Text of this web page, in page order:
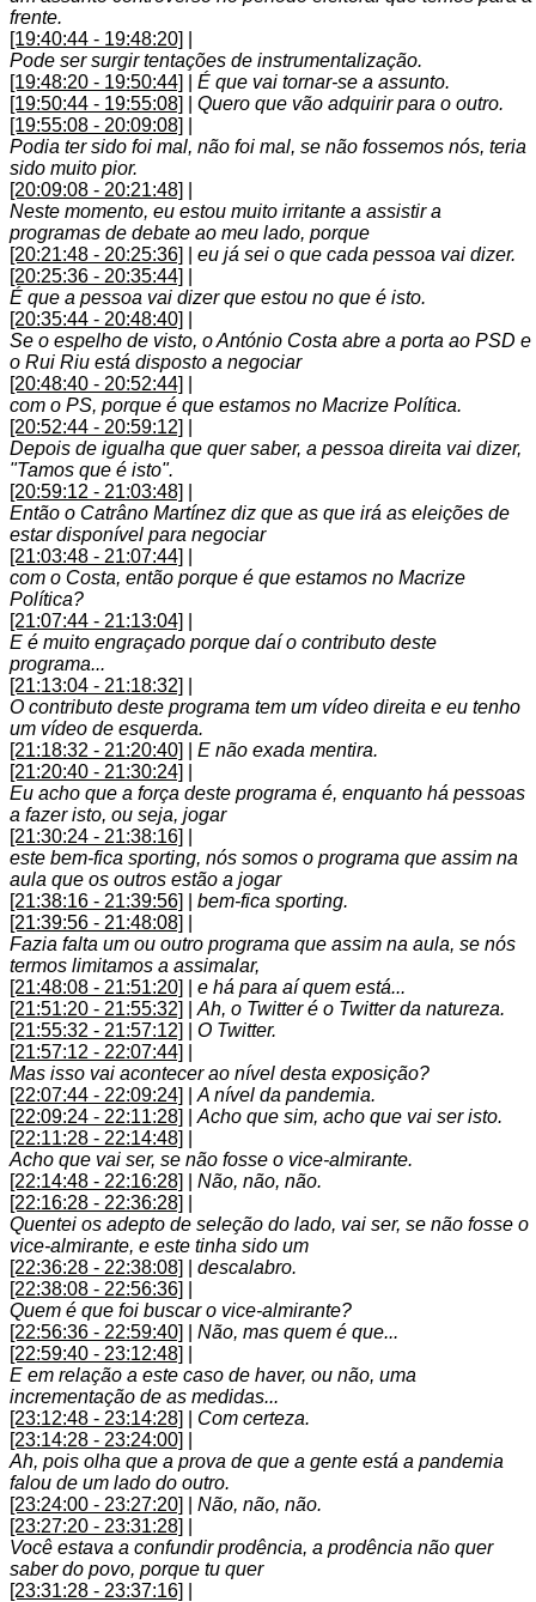
frente.
[19:40:44 - 19:48:20]
Pode ser surgir tentações de instrumentalização.
[19:48:20 - 19:50:44]
É que vai tornar-se a assunto.
[19:50:44 - 19:55:08]
Quero que vão adquirir para o outro.
[19:55:08 - 20:09:08]
Podia ter sido foi mal, não foi mal, se não fossemos nós, teria
sido muito pior.
[20:09:08 - 20:21:48]
Neste momento, eu estou muito irritante a assistir a
programas de debate ao meu lado, porque
[20:21:48 - 20:25:36]
eu já sei o que cada pessoa vai dizer.
[20:25:36 - 20:35:44]
É que a pessoa vai dizer que estou no que é isto.
[20:35:44 - 20:48:40]
Se o espelho de visto, o António Costa abre a porta ao PSD e
o Rui Riu está disposto a negociar
[20:48:40 - 20:52:44]
com o PS, porque é que estamos no Macrize Política.
[20:52:44 - 20:59:12]
Depois de igualha que quer saber, a pessoa direita vai dizer,
"Tamos que é isto".
[20:59:12 - 21:03:48]
Então o Catrâno Martínez diz que as que irá as eleições de
estar disponível para negociar
[21:03:48 - 21:07:44]
com o Costa, então porque é que estamos no Macrize
Política?
[21:07:44 - 21:13:04]
E é muito engraçado porque daí o contributo deste
programa...
[21:13:04 - 21:18:32]
O contributo deste programa tem um vídeo direita e eu tenho
um vídeo de esquerda.
[21:18:32 - 21:20:40]
E não exada mentira.
[21:20:40 - 21:30:24]
Eu acho que a força deste programa é, enquanto há pessoas
a fazer isto, ou seja, jogar
[21:30:24 - 21:38:16]
este bem-fica sporting, nós somos o programa que assim na
aula que os outros estão a jogar
[21:38:16 - 21:39:56]
bem-fica sporting.
[21:39:56 - 21:48:08]
Fazia falta um ou outro programa que assim na aula, se nós
termos limitamos a assimalar,
[21:48:08 - 21:51:20]
e há para aí quem está...
[21:51:20 - 21:55:32]
Ah, o Twitter é o Twitter da natureza.
[21:55:32 - 21:57:12]
O Twitter.
[21:57:12 - 22:07:44]
Mas isso vai acontecer ao nível desta exposição?
[22:07:44 - 22:09:24]
A nível da pandemia.
[22:09:24 - 22:11:28]
Acho que sim, acho que vai ser isto.
[22:11:28 - 22:14:48]
Acho que vai ser, se não fosse o vice-almirante.
[22:14:48 - 22:16:28]
Não, não, não.
[22:16:28 - 22:36:28]
Quentei os adepto de seleção do lado, vai ser, se não fosse o
vice-almirante, e este tinha sido um
[22:36:28 - 22:38:08]
descalabro.
[22:38:08 - 22:56:36]
Quem é que foi buscar o vice-almirante?
[22:56:36 - 22:59:40]
Não, mas quem é que...
[22:59:40 - 23:12:48]
E em relação a este caso de haver, ou não, uma
incrementação de as medidas...
[23:12:48 - 23:14:28]
Com certeza.
[23:14:28 - 23:24:00]
Ah, pois olha que a prova de que a gente está a pandemia
falou de um lado do outro.
[23:24:00 - 23:27:20]
Não, não, não.
[23:27:20 - 23:31:28]
Você estava a confundir prodência, a prodência não quer
saber do povo, porque tu quer
[23:31:28 - 23:37:16]